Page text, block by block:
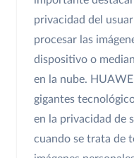
privacidad del
procesar las
dispositivo o
en la nube.
gigantes
en la privacidad de
cuando se trata de